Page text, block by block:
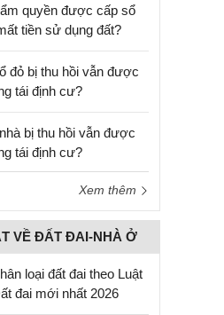
quyền được cấp sổ
tiền sử dụng đất?
đỏ bị thu hồi vẫn được
tái định cư?
bị thu hồi vẫn được
tái định cư?
Xem thêm
VỀ ĐẤT ĐAI-NHÀ Ở
loại đất đai theo Luật
đai mới nhất 2026